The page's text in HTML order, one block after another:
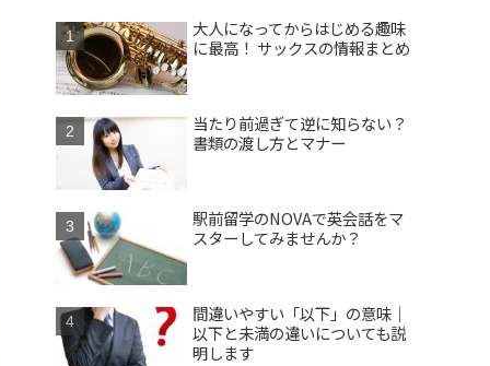
大人になってからはじめる趣味
に最高！ サックスの情報まとめ
当たり前過ぎて逆に知らない？
書類の渡し方とマナー
駅前留学のNOVAで英会話をマ
スターしてみませんか？
間違いやすい「以下」の意味｜
以下と未満の違いについても説
明します